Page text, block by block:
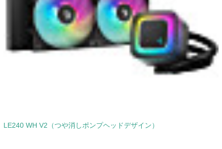
LE240 WH V2（つや消しポンプヘッドデザイン）